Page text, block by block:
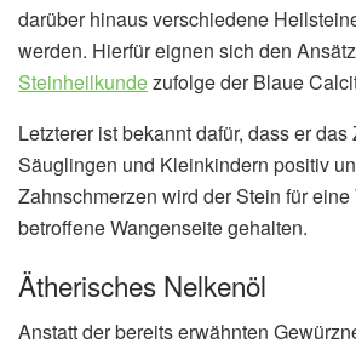
darüber hinaus verschiedene
werden. Hierfür eignen sich den
Steinheilkundezufolge der Blaue
Letzterer ist bekannt dafür, dass er
Säuglingen und Kleinkindern positiv
Zahnschmerzen wird der Stein für
betroffene Wangenseite gehalten.
Ätherisches Nelkenöl
Anstatt der bereits erwähnten